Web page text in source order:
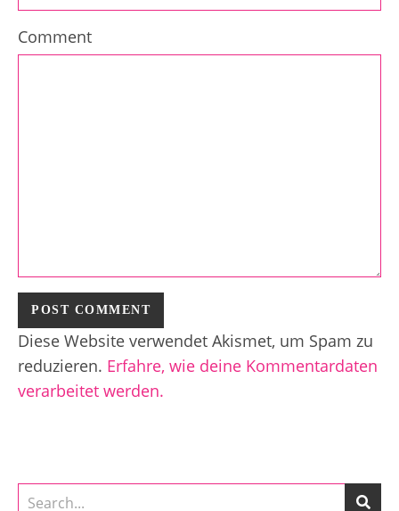
Comment
Diese Website verwendet Akismet, um Spam zu
reduzieren. Erfahre, wie deine Kommentardaten
verarbeitet werden.